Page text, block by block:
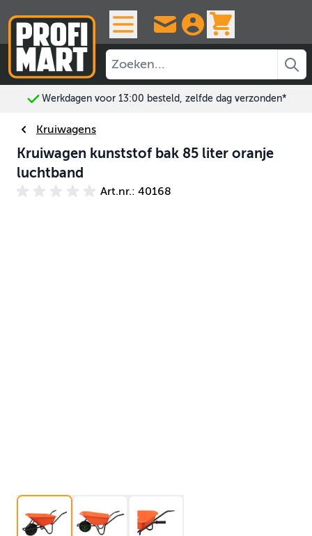
besteld, zelfde dag verzonden* Altijd
Kruiwagens
Kruiwagen kunststof bak 85 liter oranje
luchtband
Art.nr.: 40168